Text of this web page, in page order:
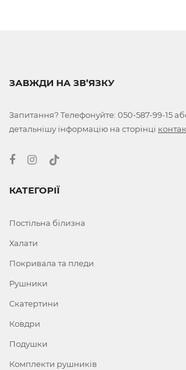
ЗАВЖДИ НА ЗВ’ЯЗКУ
Запитання? Телефонуйте: 050-587-99-15
детальнішу інформацію на сторінці
КАТЕГОРІЇ
Постільна білизна
Халати
Покривала та пледи
Рушники
Скатертини
Ковдри
Подушки
Комплекти рушників